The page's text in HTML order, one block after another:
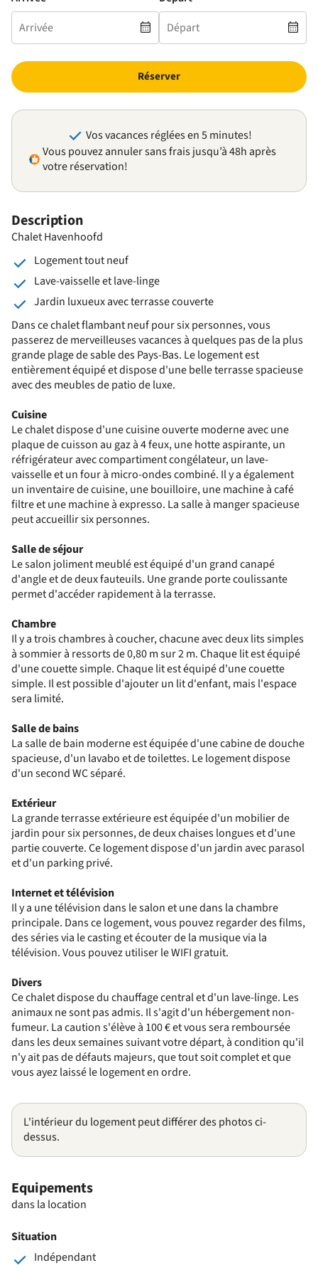
Description
Chalet Havenhoofd
Logement tout neuf
Lave-vaisselle et lave-linge
Jardin luxueux avec terrasse couverte
Dans ce chalet flambant neuf pour six personnes, vous
passerez de merveilleuses vacances à quelques pas de la plus
grande plage de sable des Pays-Bas. Le logement est
entièrement équipé et dispose d'une belle terrasse spacieuse
avec des meubles de patio de luxe.
Cuisine
Le chalet dispose d'une cuisine ouverte moderne avec une
plaque de cuisson au gaz à 4 feux, une hotte aspirante, un
réfrigérateur avec compartiment congélateur, un lave-
vaisselle et un four à micro-ondes combiné. Il y a également
un inventaire de cuisine, une bouilloire, une machine à café
filtre et une machine à expresso. La salle à manger spacieuse
peut accueillir six personnes.
Salle de séjour
Le salon joliment meublé est équipé d'un grand canapé
d'angle et de deux fauteuils. Une grande porte coulissante
permet d'accéder rapidement à la terrasse.
Chambre
Il y a trois chambres à coucher, chacune avec deux lits simples
à sommier à ressorts de 0,80 m sur 2 m. Chaque lit est équipé
d'une couette simple. Chaque lit est équipé d'une couette
simple. Il est possible d'ajouter un lit d'enfant, mais l'espace
sera limité.
Salle de bains
La salle de bain moderne est équipée d'une cabine de douche
spacieuse, d'un lavabo et de toilettes. Le logement dispose
d'un second WC séparé.
Extérieur
La grande terrasse extérieure est équipée d'un mobilier de
jardin pour six personnes, de deux chaises longues et d'une
partie couverte. Ce logement dispose d'un jardin avec parasol
et d'un parking privé.
Internet et télévision
Il y a une télévision dans le salon et une dans la chambre
principale. Dans ce logement, vous pouvez regarder des films,
des séries via le casting et écouter de la musique via la
télévision. Vous pouvez utiliser le WIFI gratuit.
Divers
Ce chalet dispose du chauffage central et d'un lave-linge. Les
animaux ne sont pas admis. Il s'agit d'un hébergement non-
fumeur. La caution s'élève à 100 € et vous sera remboursée
dans les deux semaines suivant votre départ, à condition qu'il
n'y ait pas de défauts majeurs, que tout soit complet et que
vous ayez laissé le logement en ordre.
L'intérieur du logement peut différer des photos ci-
dessus.
Réserver
Vos vacances réglées en 5 minutes!
Vous pouvez annuler sans frais jusqu’à 48h après
votre réservation!
Equipements
dans la location
Situation
Indépendant